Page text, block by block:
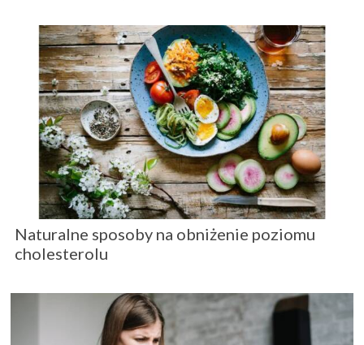
Naturalne sposoby na obniżenie poziomu
cholesterolu